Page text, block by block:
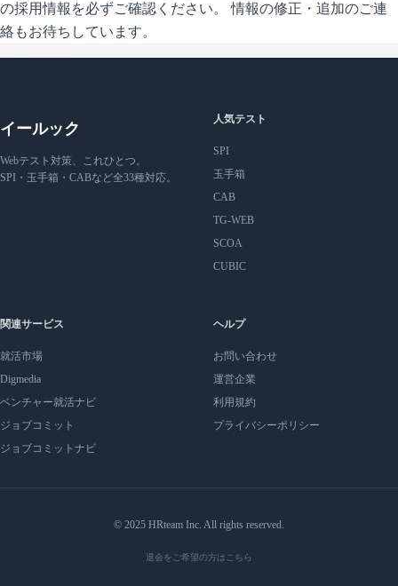
の採用情報を必ずご確認ください。 情報の修正・追加のご連
絡もお待ちしています。
イールック
Webテスト対策、これひとつ。
SPI・玉手箱・CABなど全33種対応。
人気テスト
SPI
玉手箱
CAB
TG-WEB
SCOA
CUBIC
関連サービス
就活市場
Digmedia
ベンチャー就活ナビ
ジョブコミット
ジョブコミットナビ
ヘルプ
お問い合わせ
運営企業
利用規約
プライバシーポリシー
© 2025 HRteam Inc. All rights reserved.
退会をご希望の方はこちら